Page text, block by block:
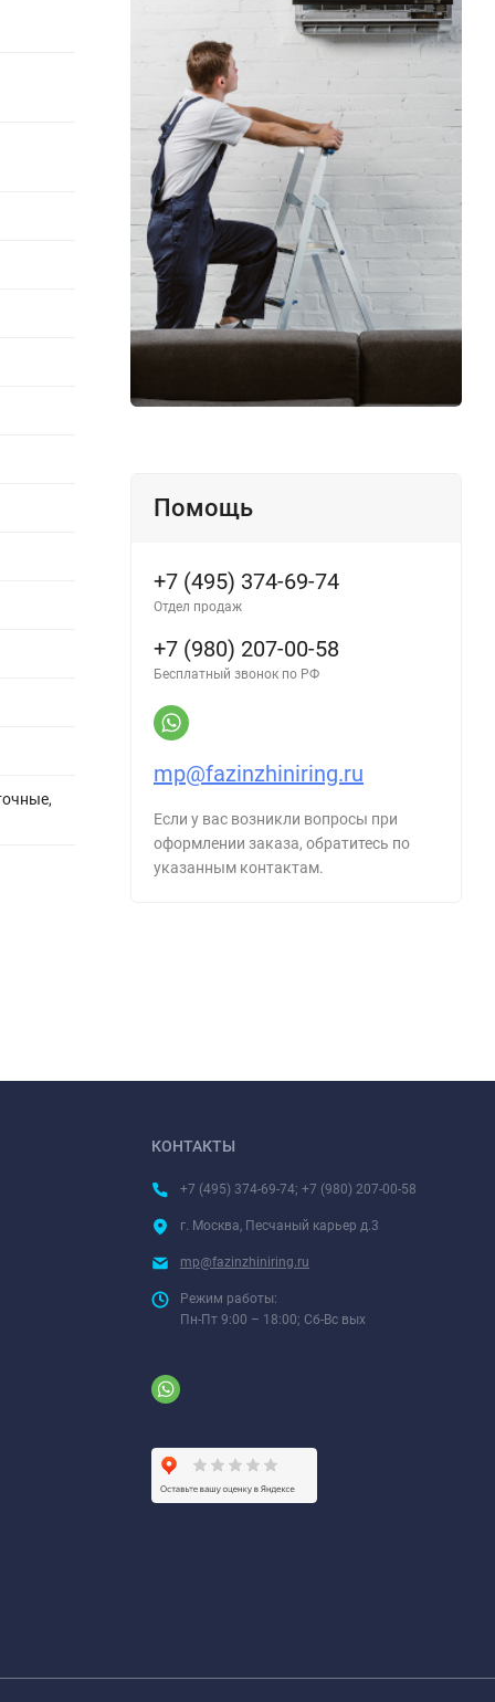
Помощь
+7 (495) 374-69-74
Отдел продаж
+7 (980) 207-00-58
Бесплатный звонок по РФ
mp@fazinzhiniring.ru
Если у вас возникли вопросы при
оформлении заказа, обратитесь по
указанным контактам.
КОНТАКТЫ
+7 (495) 374-69-74; +7 (980) 207-00-58
г. Москва, Песчаный карьер д.3
mp@fazinzhiniring.ru
Режим работы:
Пн-Пт 9:00 – 18:00; Сб-Вс вых